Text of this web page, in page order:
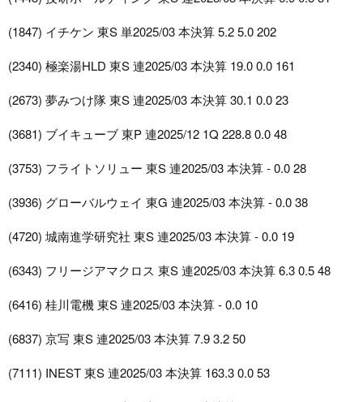
(1847) イチケン 東S 単2025/03 本決算 5.2 5.0 202
(2340) 極楽湯HLD 東S 連2025/03 本決算 19.0 0.0 161
(2673) 夢みつけ隊 東S 連2025/03 本決算 30.1 0.0 23
(3681) ブイキューブ 東P 連2025/12 1Q 228.8 0.0 48
(3753) フライトソリュー 東S 連2025/03 本決算 - 0.0 28
(3936) グローバルウェイ 東G 連2025/03 本決算 - 0.0 38
(4720) 城南進学研究社 東S 連2025/03 本決算 - 0.0 19
(6343) フリージアマクロス 東S 連2025/03 本決算 6.3 0.5 48
(6416) 桂川電機 東S 連2025/03 本決算 - 0.0 10
(6837) 京写 東S 連2025/03 本決算 7.9 3.2 50
(7111) INEST 東S 連2025/03 本決算 163.3 0.0 53